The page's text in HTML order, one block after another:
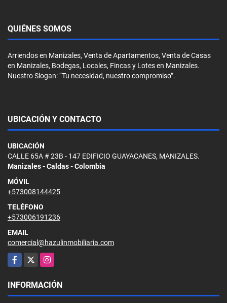
QUIÉNES SOMOS
Arriendos en Manizales, Venta de Apartamentos, Venta de Casas
en Manizales, Bodegas, Locales, Fincas y Lotes en Manizales.
Nuestro Slogan: “Tu necesidad, nuestro compromiso”.
UBICACIÓN Y CONTACTO
UBICACIÓN
CALLE 65A # 23B - 147 EDIFICIO GUAYACANES, MANIZALES.
Manizales - Caldas - Colombia
MÓVIL
+573008144425
TELÉFONO
+573006191236
EMAIL
comercial@hazulinmobiliaria.com
Facebook
X Instagram
INFORMACIÓN